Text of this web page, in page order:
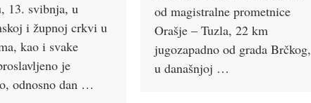
od magistralne prometnice
Orašje – Tuzla, 22 km
jugozapadno od grada Brčkog,
u današnjoj …
13. svibnja, u
i župnoj crkvi u
kao i svake
je
odnosno dan …